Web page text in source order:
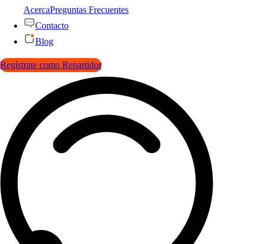
AcercaPreguntas Frecuentes
Contacto
Blog
Regístrate como Repartidor